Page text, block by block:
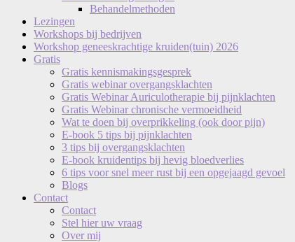
Behandelmethoden
Lezingen
Workshops bij bedrijven
Workshop geneeskrachtige kruiden(tuin) 2026
Gratis
Gratis kennismakingsgesprek
Gratis webinar overgangsklachten
Gratis Webinar Auriculotherapie bij pijnklachten
Gratis Webinar chronische vermoeidheid
Wat te doen bij overprikkeling (ook door pijn)
E-book 5 tips bij pijnklachten
3 tips bij overgangsklachten
E-book kruidentips bij hevig bloedverlies
6 tips voor snel meer rust bij een opgejaagd gevoel
Blogs
Contact
Contact
Stel hier uw vraag
Over mij